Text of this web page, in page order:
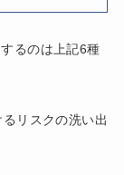
るのは上記6種
リスクの洗い出